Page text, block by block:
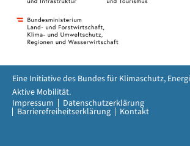
Impressum Datenschutzerklärung
Barrierefreiheitserklärung Kontakt
Eine Initiative des Bundes für Klimaschutz,
Aktive Mobilität.